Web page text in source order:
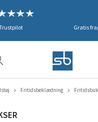
Gratis
Fritidsbeklædning